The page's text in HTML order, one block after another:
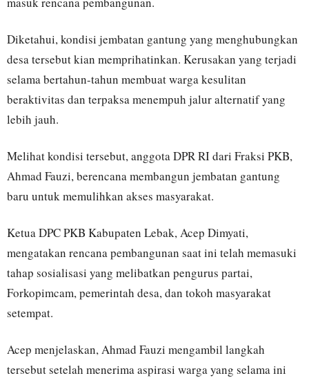
Diketahui, kondisi jembatan gantung yang menghubungkan
desa tersebut kian memprihatinkan. Kerusakan yang terjadi
selama bertahun-tahun membuat warga kesulitan
beraktivitas dan terpaksa menempuh jalur alternatif yang
lebih jauh.
Melihat kondisi tersebut, anggota DPR RI dari Fraksi PKB,
Ahmad Fauzi, berencana membangun jembatan gantung
baru untuk memulihkan akses masyarakat.
Ketua DPC PKB Kabupaten Lebak, Acep Dimyati,
mengatakan rencana pembangunan saat ini telah memasuki
tahap sosialisasi yang melibatkan pengurus partai,
Forkopimcam, pemerintah desa, dan tokoh masyarakat
setempat.
Acep menjelaskan, Ahmad Fauzi mengambil langkah
tersebut setelah menerima aspirasi warga yang selama ini